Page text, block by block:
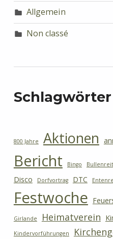
Allgemein
Non classé
Schlagwörter
800 Jahre Aktionen
Bericht Bingo
Disco Dorfvortrag DTC
Festwoche
Girlande Heimatverein
Kindervorführungen